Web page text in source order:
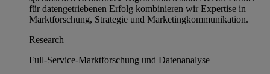
für datengetriebenen Erfolg kombinieren wir Expertise in
Marktforschung, Strategie und Marketingkommunikation.
Research
Full-Service-Marktforschung und Datenanalyse